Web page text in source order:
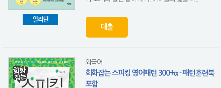
알라딘
대출
외국어
회화잡는 스피킹 영어패턴 300+α - 패턴훈련북
포함